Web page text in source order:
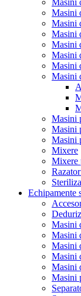
Masini
Masini
Masini
Masini
Masini
Masini
Masini
Masini
Masini
Masini
Masini
Mixere
Mixere
Echipamente
Masini
Masini
Masini
Masini
Masini
Masini